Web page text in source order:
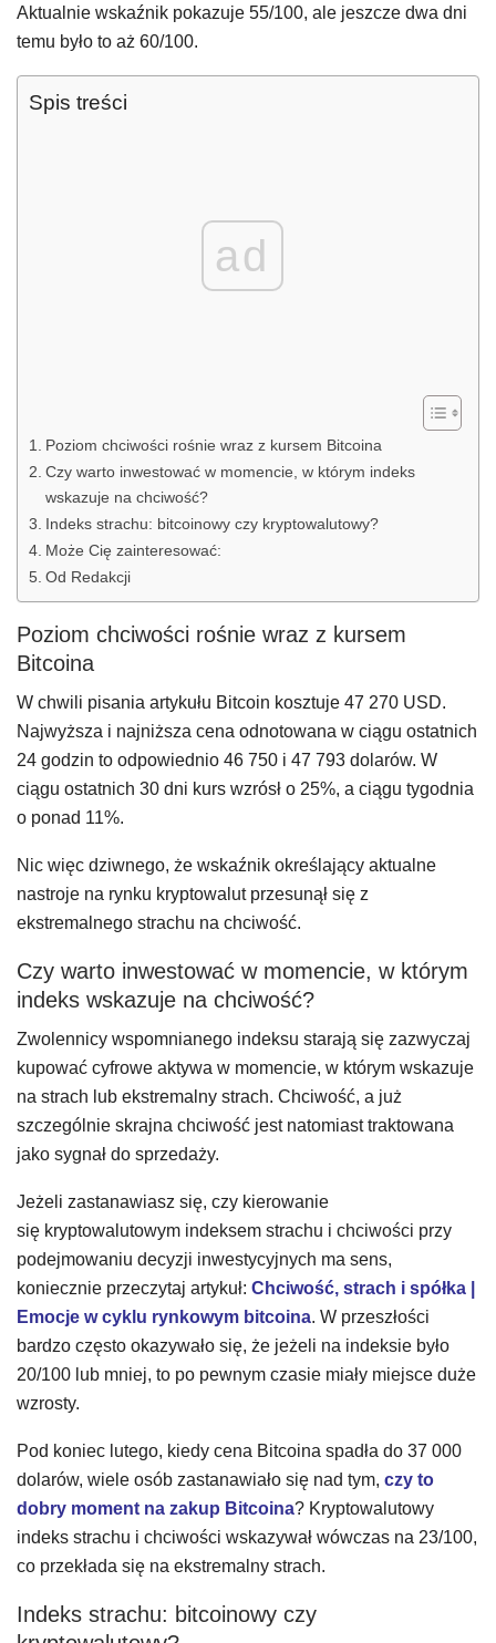
Aktualnie wskaźnik pokazuje 55/100, ale jeszcze dwa dni
temu było to aż 60/100.
Spis treści
ad
Poziom chciwości rośnie wraz z kursem Bitcoina
Czy warto inwestować w momencie, w którym indeks
wskazuje na chciwość?
Indeks strachu: bitcoinowy czy kryptowalutowy?
Może Cię zainteresować:
Od Redakcji
Poziom chciwości rośnie wraz z kursem
Bitcoina
W chwili pisania artykułu Bitcoin kosztuje 47 270 USD.
Najwyższa i najniższa cena odnotowana w ciągu ostatnich
24 godzin to odpowiednio 46 750 i 47 793 dolarów. W
ciągu ostatnich 30 dni kurs wzrósł o 25%, a ciągu tygodnia
o ponad 11%.
Nic więc dziwnego, że wskaźnik określający aktualne
nastroje na rynku kryptowalut przesunął się z
ekstremalnego strachu na chciwość.
Czy warto inwestować w momencie, w którym
indeks wskazuje na chciwość?
Zwolennicy wspomnianego indeksu starają się zazwyczaj
kupować cyfrowe aktywa w momencie, w którym wskazuje
na strach lub ekstremalny strach. Chciwość, a już
szczególnie skrajna chciwość jest natomiast traktowana
jako sygnał do sprzedaży.
Jeżeli zastanawiasz się, czy kierowanie
się kryptowalutowym indeksem strachu i chciwości przy
podejmowaniu decyzji inwestycyjnych ma sens,
koniecznie przeczytaj artykuł: Chciwość, strach i spółka |
Emocje w cyklu rynkowym bitcoina. W przeszłości
bardzo często okazywało się, że jeżeli na indeksie było
20/100 lub mniej, to po pewnym czasie miały miejsce duże
wzrosty.
Pod koniec lutego, kiedy cena Bitcoina spadła do 37 000
dolarów, wiele osób zastanawiało się nad tym, czy to
dobry moment na zakup Bitcoina? Kryptowalutowy
indeks strachu i chciwości wskazywał wówczas na 23/100,
co przekłada się na ekstremalny strach.
Indeks strachu: bitcoinowy czy